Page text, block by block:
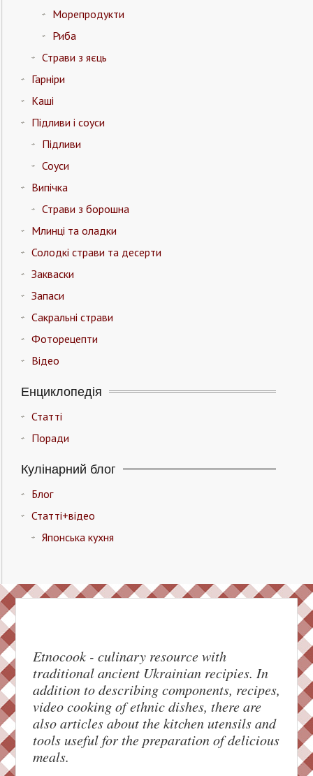
Морепродукти
Риба
Страви з яєць
Гарніри
Каші
Підливи і соуси
Підливи
Соуси
Випічка
Страви з борошна
Млинці та оладки
Солодкі страви та десерти
Закваски
Запаси
Сакральні страви
Фоторецепти
Відео
Енциклопедія
Статті
Поради
Кулінарний блог
Блог
Статті+відео
Японська кухня
Etnocook - culinary resource with
traditional ancient Ukrainian recipies. In
addition to describing components, recipes,
video cooking of ethnic dishes, there are
also articles about the kitchen utensils and
tools useful for the preparation of delicious
meals.